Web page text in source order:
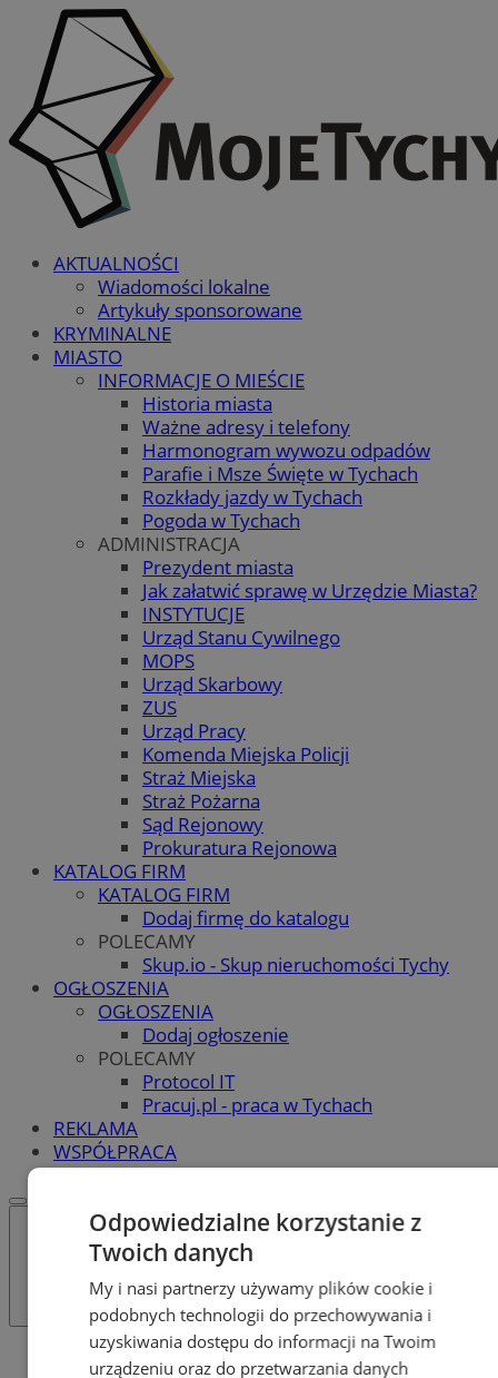
AKTUALNOŚCI
Wiadomości lokalne
Artykuły sponsorowane
KRYMINALNE
MIASTO
INFORMACJE O MIEŚCIE
Historia miasta
Ważne adresy i telefony
Harmonogram wywozu odpadów
Parafie i Msze Święte w Tychach
Rozkłady jazdy w Tychach
Pogoda w Tychach
ADMINISTRACJA
Prezydent miasta
Jak załatwić sprawę w Urzędzie Miasta?
INSTYTUCJE
Urząd Stanu Cywilnego
MOPS
Urząd Skarbowy
ZUS
Urząd Pracy
Komenda Miejska Policji
Straż Miejska
Straż Pożarna
Sąd Rejonowy
Prokuratura Rejonowa
KATALOG FIRM
KATALOG FIRM
Dodaj firmę do katalogu
POLECAMY
Skup.io - Skup nieruchomości Tychy
OGŁOSZENIA
OGŁOSZENIA
Dodaj ogłoszenie
POLECAMY
Protocol IT
Pracuj.pl - praca w Tychach
REKLAMA
WSPÓŁPRACA
Katalog firm
Odpowiedzialne korzystanie z
Twoich danych
My i nasi partnerzy używamy plików cookie i
podobnych technologii do przechowywania i
uzyskiwania dostępu do informacji na Twoim
urządzeniu oraz do przetwarzania danych